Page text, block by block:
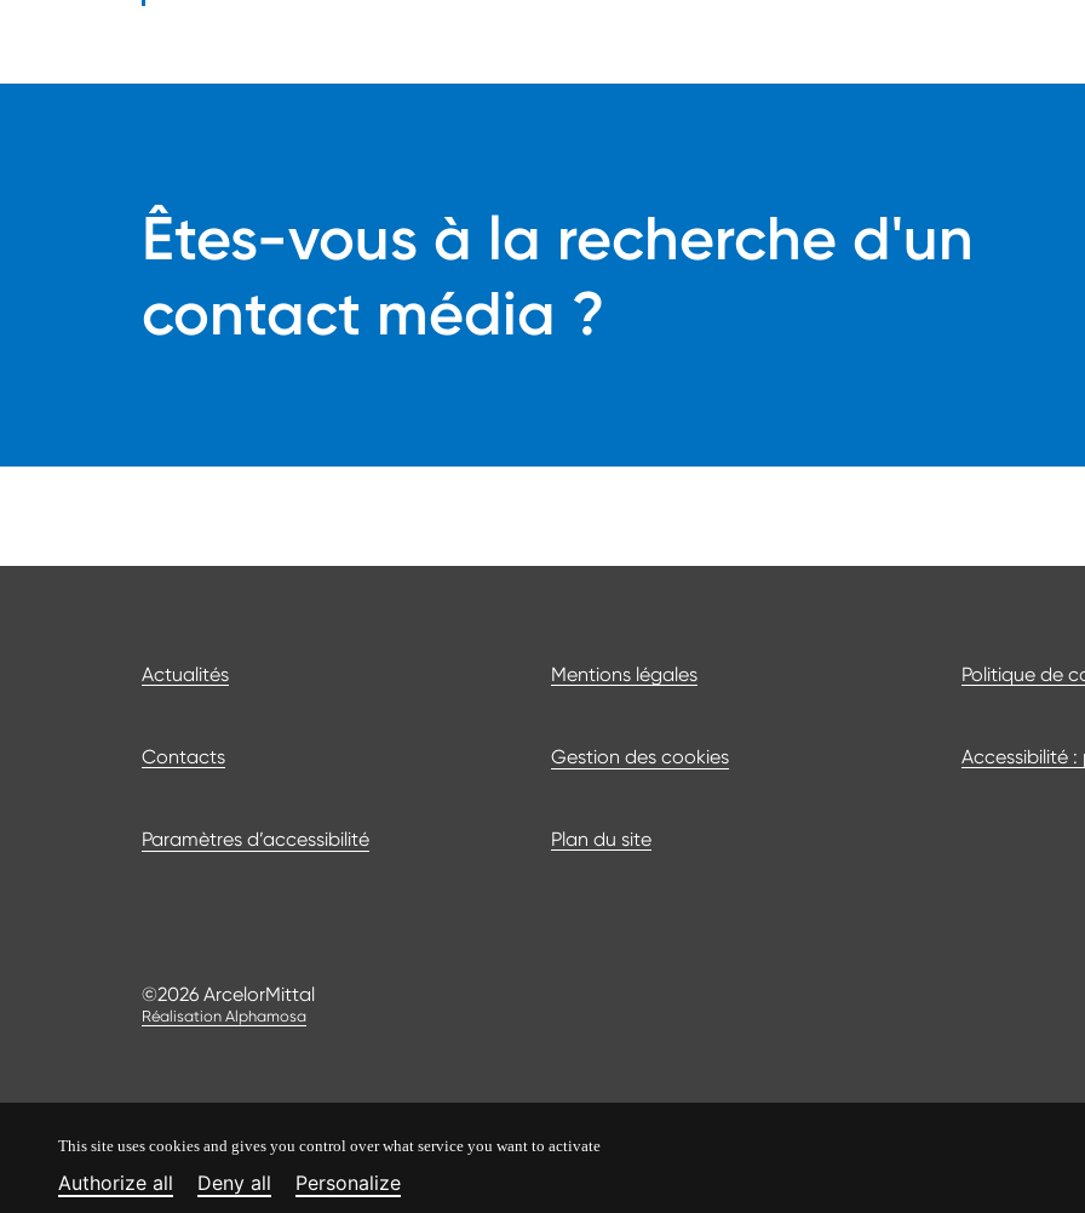
This site uses cookies and gives you control over what service you want to activate
Authorize all Deny all Personalize
Êtes-vous à la recherche d'un
contact média ?
Bas de page
Actualités Mentions légales Politique de
Contacts Gestion des cookies Accessibilité
Paramètres d’accessibilité Plan du site
©2026 ArcelorMittal
Réalisation Alphamosa